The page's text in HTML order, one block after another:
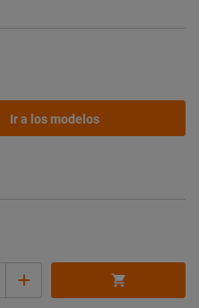
Ir a los modelos